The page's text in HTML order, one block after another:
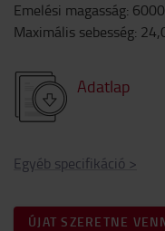
Emelési magasság: 6000
Maximális sebesség:
Adatlap
Egyéb specifikáció >
ÚJAT SZERETNE